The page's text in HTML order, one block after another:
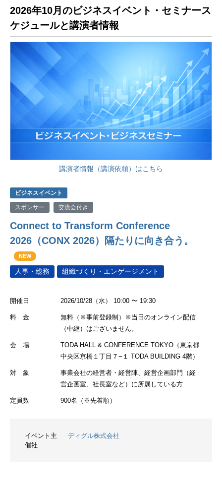
2026年10月のビジネスイベント・セミナース
ケジュールと講演者情報
講演者情報（講演依頼）はこちら
ビジネスイベント
スポンサー 交流会付き
Connect to Transform Conference
2026（CONX 2026）隔たりに向き合う。
NEW
人事・総務 組織づくり・エンゲージメント
開催日 2026/10/28（水） 10:00 〜 19:30
料 金
無料（※事前登録制）※当日のオンライン配信
（中継）はございません。
会 場
TODA HALL & CONFERENCE TOKYO（東京都
中央区京橋１丁目７−１ TODA BUILDING 4階）
対 象
事業会社の経営者・経営陣、経営企画部門（経
営企画室、社長室など）に所属している方
定員数 900名（※先着順）
イベント主
催社
ディグル株式会社